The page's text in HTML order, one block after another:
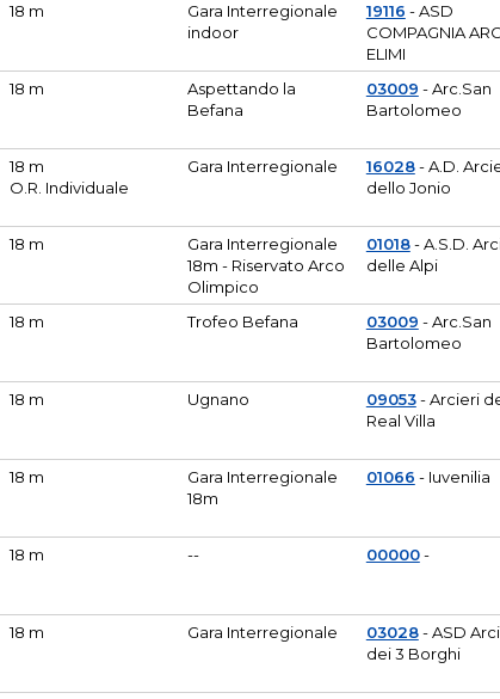
18 m
Gara Interregionale
indoor
19116 - ASD
COMPAGNIA
ELIMI
18 m
Aspettando la
Befana
03009 - Arc.San
Bartolomeo
18 m
O.R. Individuale
Gara Interregionale 16028- A.D.
dello Jonio
18 m
Gara Interregionale
18m - Riservato Arco
Olimpico
01018- A.S.D.
delle Alpi
18 m Trofeo Befana 03009 - Arc.San
Bartolomeo
18 m Ugnano 09053- Arcieri
Real Villa
18 m
Gara Interregionale
18m
01066 - Iuvenilia
18 m -- 00000-
18 m Gara Interregionale 03028- ASD
dei 3 Borghi